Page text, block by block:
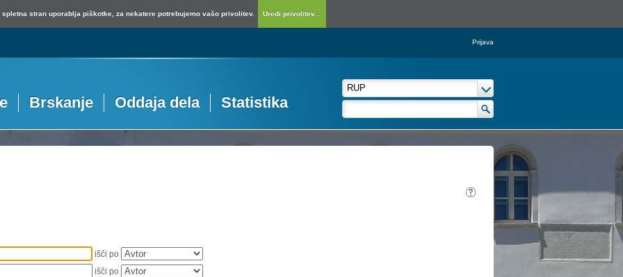
spletna stran uporablja piškotke, za nekatere potrebujemo vašo privolitev. Uredi privolitev...
Prijava
Brskanje Oddaja dela Statistika
išči po
išči po